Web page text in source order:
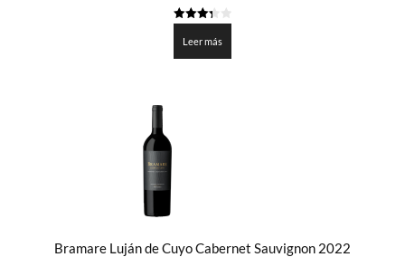
de 5
Leer más
Bramare Luján de Cuyo Cabernet Sauvignon 2022